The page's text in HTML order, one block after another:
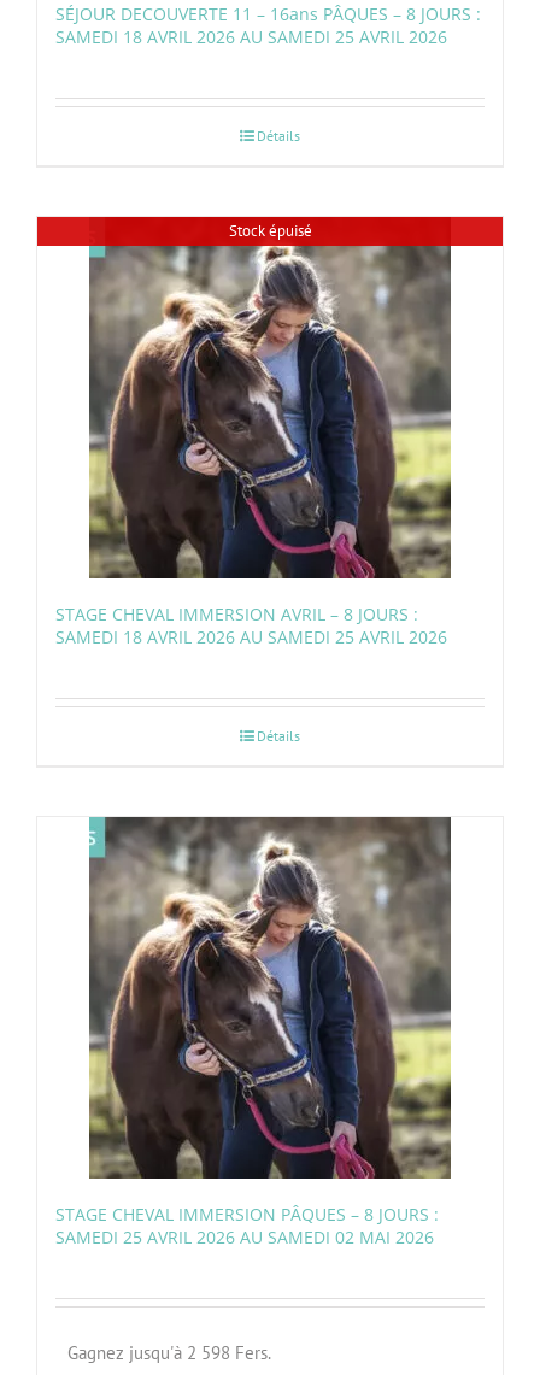
SÉJOUR DECOUVERTE 11 – 16ans PÂQUES – 8 JOURS :
SAMEDI 18 AVRIL 2026 AU SAMEDI 25 AVRIL 2026
Détails
Stock épuisé
STAGE CHEVAL IMMERSION AVRIL – 8 JOURS :
SAMEDI 18 AVRIL 2026 AU SAMEDI 25 AVRIL 2026
Détails
STAGE CHEVAL IMMERSION PÂQUES – 8 JOURS :
SAMEDI 25 AVRIL 2026 AU SAMEDI 02 MAI 2026
Gagnez jusqu'à 2 598 Fers.